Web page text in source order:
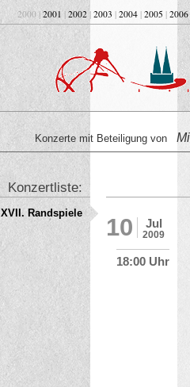
2000 | 2001 | 2002 | 2003 | 2004 | 2005 | 2006
Konzerte mit Beteiligung von
Jul
2009
10
18:00 Uhr
Konzertliste:
XVII. Randspiele